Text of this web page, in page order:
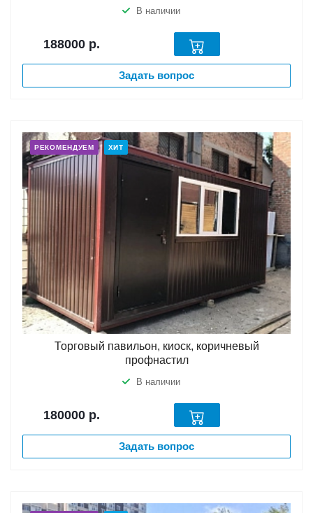
В наличии
188000 р.
Задать вопрос
РЕКОМЕНДУЕМ ХИТ
Торговый павильон, киоск, коричневый
профнастил
В наличии
180000 р.
Задать вопрос